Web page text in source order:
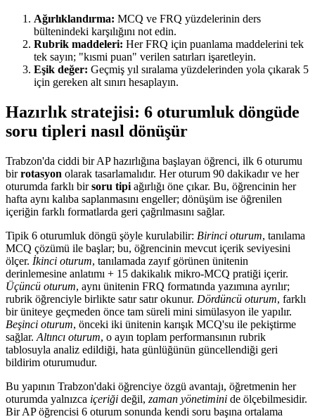
Ağırlıklandırma: MCQ ve FRQ yüzdelerinin ders
bültenindeki karşılığını not edin.
Rubrik maddeleri: Her FRQ için puanlama maddelerini tek
tek sayın; "kısmi puan" verilen satırları işaretleyin.
Eşik değer: Geçmiş yıl sıralama yüzdelerinden yola çıkarak 5
için gereken alt sınırı hesaplayın.
Hazırlık stratejisi: 6 oturumluk döngüde
soru tipleri nasıl dönüşür
Trabzon'da ciddi bir AP hazırlığına başlayan öğrenci, ilk 6 oturumu
birrotasyon olarak tasarlamalıdır. Her oturum 90 dakikadır ve her
oturumda farklı birsoru tipi ağırlığı öne çıkar. Bu, öğrencinin her
hafta aynı kalıba saplanmasını engeller; dönüşüm ise öğrenilen
içeriğin farklı formatlarda geri çağrılmasını sağlar.
Tipik 6 oturumluk döngü şöyle kurulabilir: Birinci oturum, tanılama
MCQ çözümü ile başlar; bu, öğrencinin mevcut içerik seviyesini
ölçer. İkinci oturum, tanılamada zayıf görünen ünitenin
derinlemesine anlatımı + 15 dakikalık mikro-MCQ pratiği içerir.
Üçüncü oturum, aynı ünitenin FRQ formatında yazımına ayrılır;
rubrik öğrenciyle birlikte satır satır okunur. Dördüncü oturum, farklı
bir üniteye geçmeden önce tam süreli mini simülasyon ile yapılır.
Beşinci oturum, önceki iki ünitenin karışık MCQ'su ile pekiştirme
sağlar. Altıncı oturum, o ayın toplam performansının rubrik
tablosuyla analiz edildiği, hata günlüğünün güncellendiği geri
bildirim oturumudur.
Bu yapının Trabzon'daki öğrenciye özgü avantajı, öğretmenin her
oturumda yalnızca içeriği değil, zaman yönetimini de ölçebilmesidir.
Bir AP öğrencisi 6 oturum sonunda kendi soru başına ortalama